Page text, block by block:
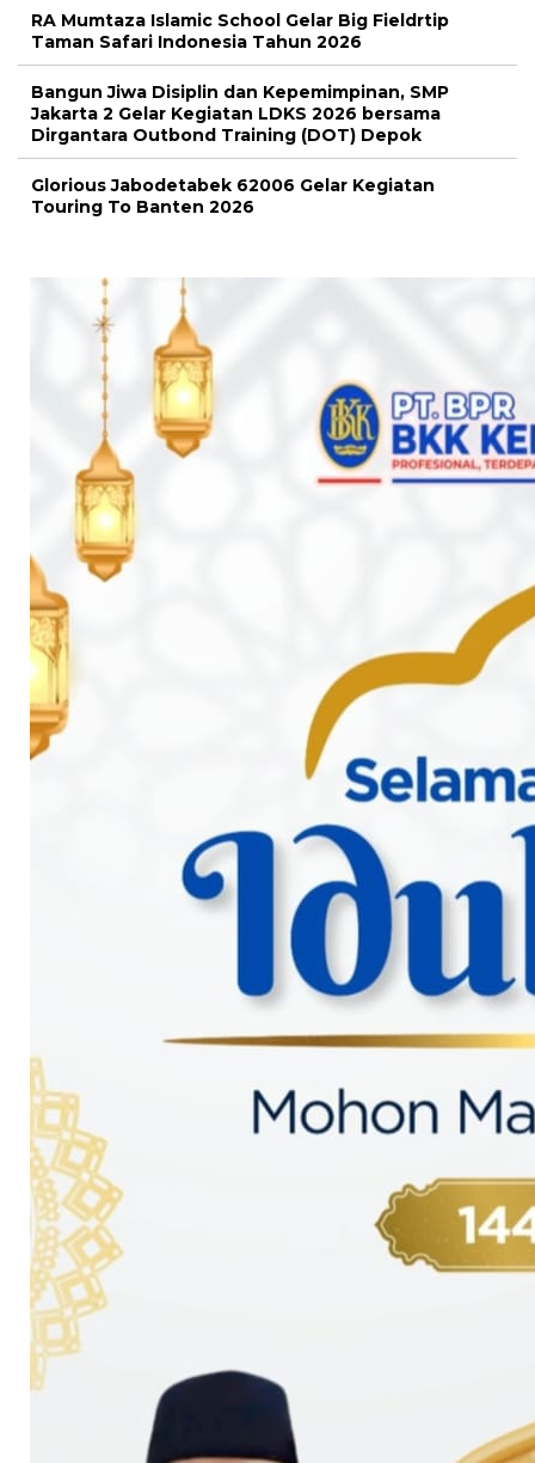
RA Mumtaza Islamic School Gelar Big Fieldrtip
Taman Safari Indonesia Tahun 2026
Bangun Jiwa Disiplin dan Kepemimpinan, SMP
Jakarta 2 Gelar Kegiatan LDKS 2026 bersama
Dirgantara Outbond Training (DOT) Depok
Glorious Jabodetabek 62006 Gelar Kegiatan
Touring To Banten 2026